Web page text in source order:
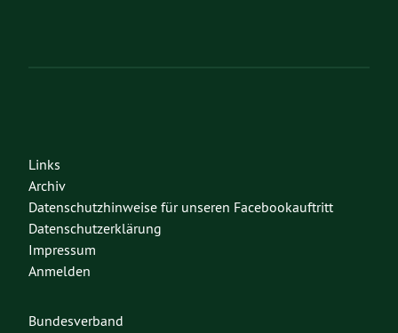
Links
Archiv
Datenschutzhinweise für unseren Facebookauftritt
Datenschutzerklärung
Impressum
Anmelden
Bundesverband